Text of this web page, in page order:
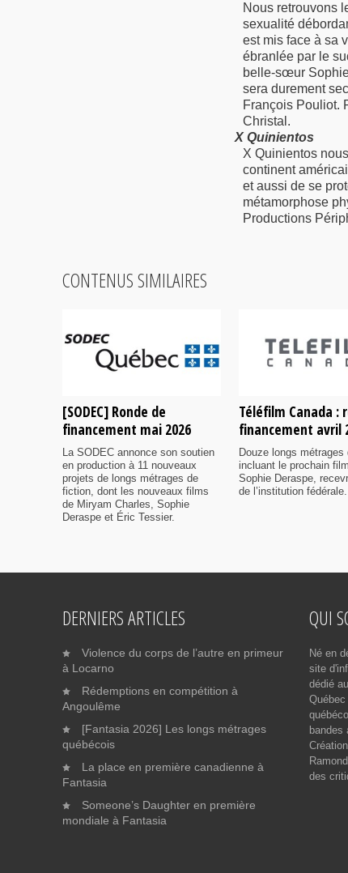
Nous retrouvons
sexualité
est mis face à sa
ébranlée par le
belle-sœur
sera durement
François Pouliot.
Christal.
X Quinientos
X Quinientos
continent
et aussi de se
métamorphose
Productions
CONTENUS SIMILAIRES
[SODEC] Ronde de
financement mai 2026
La SODEC annonce son soutien
en production à 11 nouveaux
projets de longs métrages de
fiction, dont les nouveaux films
de Miryam Charles, Sophie
Deraspe et Éric Tessier.
Téléfilm Canada :
financement avril
Douze longs métrages
incluant le prochain
Sophie Deraspe,
de l’institution fédérale.
DERNIERS ARTICLES
Violence du corps de l’autre en primeur
à Locarno
Rédemptions en compétition à
Angoulême
[Fantasia 2026] Les longs métrages
québécois
La place en première canadienne à
Fantasia
Someone’s Daughter en première
mondiale à Fantasia
QUI
Né en
site
dédié
bandes
des